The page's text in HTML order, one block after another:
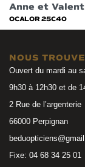
Anne et
OCALOR 25C40
NOUS
Ouvert du mardi au
9h30 à 12h30 et de
2 Rue de l’argenterie
66000 Perpignan
Fixe: 04 68 34 25 01